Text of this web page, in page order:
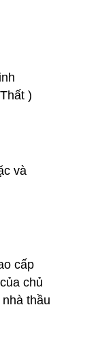
)
và
cấp
chủ
thầu